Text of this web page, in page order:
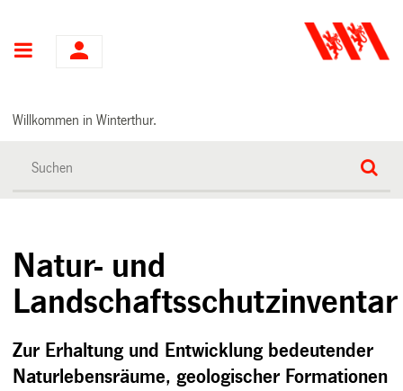
Hauptnavigation
Willkommen in Winterthur.
Natur- und
Landschaftsschutzinventar
Zur Erhaltung und Entwicklung bedeutender
Naturlebensräume, geologischer Formationen